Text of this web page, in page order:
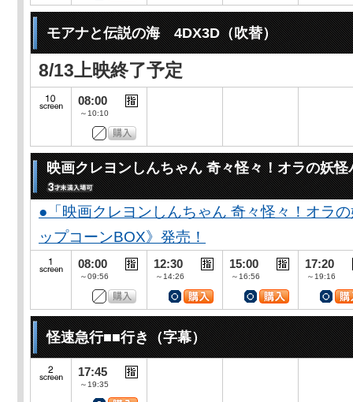
モアナと伝説の海 4DX3D（吹替）
8/13上映終了予定
08:00
～10:10
映画クレヨンしんちゃん 奇々怪々！オラの妖怪
●「映画クレヨンしんちゃん 奇々怪々！オラ
ップコーンBOX》発売！
08:00
～09:56
12:30
～14:26
15:00
～16:56
17:20
～19:16
怪速急行■■行き（字幕）
17:45
～19:35